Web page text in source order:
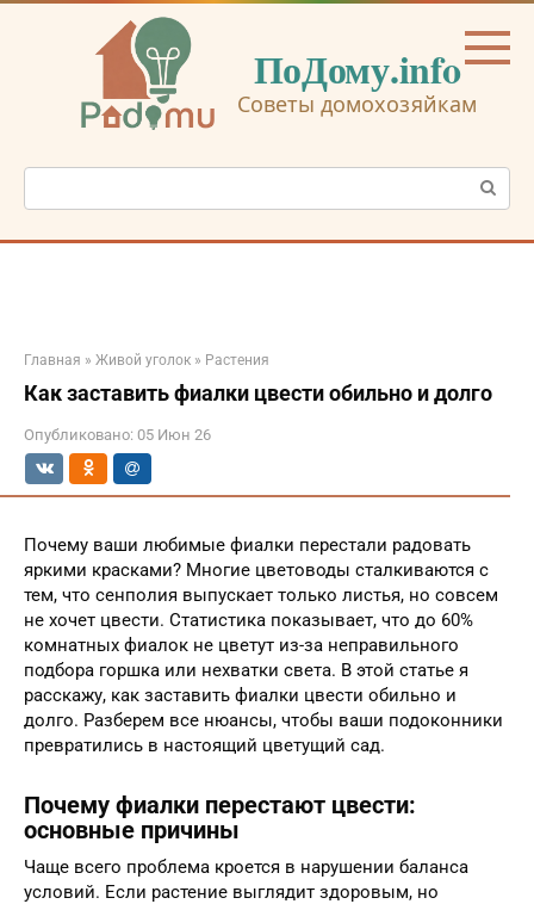
Перейти
ПоДому.info
Советы домохозяйкам
Поиск:
Главная » Живой уголок » Растения
Как заставить фиалки цвести обильно и долго
Опубликовано: 05 Июн 26
Почему ваши любимые фиалки перестали радовать
яркими красками? Многие цветоводы сталкиваются с
тем, что сенполия выпускает только листья, но совсем
не хочет цвести. Статистика показывает, что до 60%
комнатных фиалок не цветут из-за неправильного
подбора горшка или нехватки света. В этой статье я
расскажу, как заставить фиалки цвести обильно и
долго. Разберем все нюансы, чтобы ваши подоконники
превратились в настоящий цветущий сад.
Почему фиалки перестают цвести:
основные причины
Чаще всего проблема кроется в нарушении баланса
условий. Если растение выглядит здоровым, но